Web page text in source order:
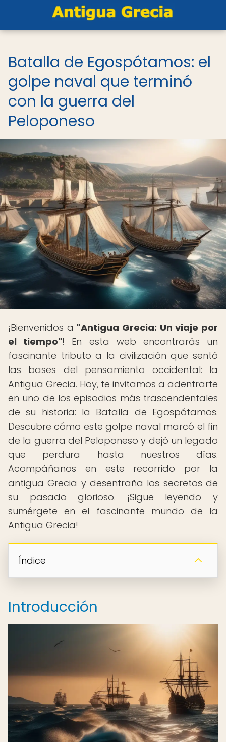
Batalla de Egospótamos: el
golpe naval que terminó
con la guerra del
Peloponeso
¡Bienvenidos a "Antigua Grecia: Un viaje por
el tiempo"! En esta web encontrarás un
fascinante tributo a la civilización que sentó
las bases del pensamiento occidental: la
Antigua Grecia. Hoy, te invitamos a adentrarte
en uno de los episodios más trascendentales
de su historia: la Batalla de Egospótamos.
Descubre cómo este golpe naval marcó el fin
de la guerra del Peloponeso y dejó un legado
que perdura hasta nuestros días.
Acompáñanos en este recorrido por la
antigua Grecia y desentraña los secretos de
su pasado glorioso. ¡Sigue leyendo y
sumérgete en el fascinante mundo de la
Antigua Grecia!
Índice
Introducción